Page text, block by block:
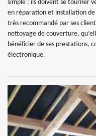
simple : ils doivent se tourner
en réparation et installation de
très recommandé par ses
nettoyage de couverture,
bénéficier de ses prestations,
électronique.